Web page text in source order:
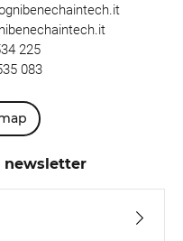
225
083
newsletter